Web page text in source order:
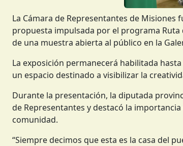
La Cámara de Representantes de Misiones
propuesta impulsada por el programa
de una muestra abierta al público en la
La exposición permanecerá habilitada
un espacio destinado a visibilizar la
Durante la presentación, la diputada
de Representantes y destacó la
comunidad.
“Siempre decimos que esta es la casa del